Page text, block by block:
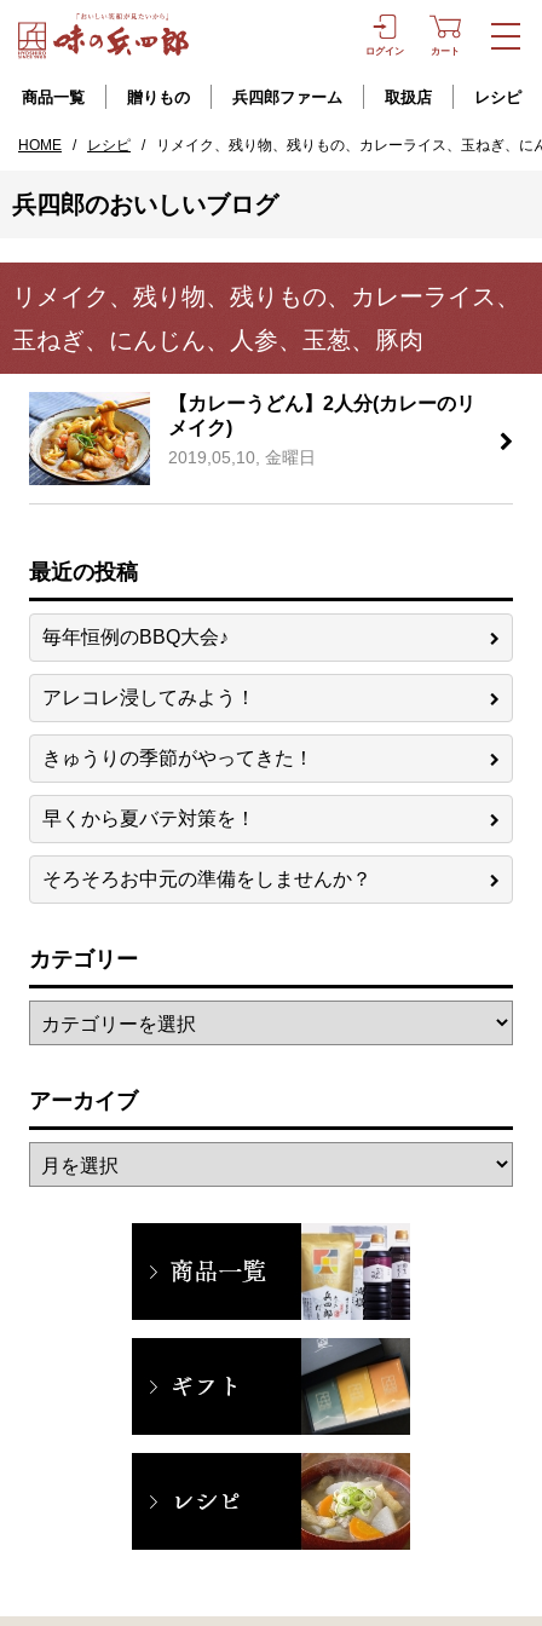
ログイン カート
商品一覧 贈りもの 兵四郎ファーム 取扱店 レシピ
HOME / レシピ / リメイク、残り物、残りもの、カレーライス、玉ねぎ、に
兵四郎のおいしいブログ
リメイク、残り物、残りもの、カレーライス、
玉ねぎ、にんじん、人参、玉葱、豚肉
【カレーうどん】2人分(カレーのリ
メイク)
2019,05,10, 金曜日
最近の投稿
毎年恒例のBBQ大会♪
アレコレ浸してみよう！
きゅうりの季節がやってきた！
早くから夏バテ対策を！
そろそろお中元の準備をしませんか？
カテゴリー
アーカイブ